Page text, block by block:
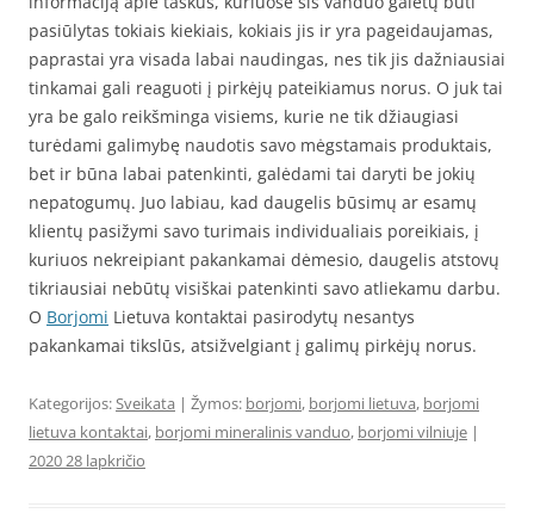
pasiūlytas tokiais kiekiais, kokiais jis ir yra pageidaujamas,
paprastai yra visada labai naudingas, nes tik jis dažniausiai
tinkamai gali reaguoti į pirkėjų pateikiamus norus. O juk tai
yra be galo reikšminga visiems, kurie ne tik džiaugiasi
turėdami galimybę naudotis savo mėgstamais produktais,
bet ir būna labai patenkinti, galėdami tai daryti be jokių
nepatogumų. Juo labiau, kad daugelis būsimų ar esamų
klientų pasižymi savo turimais individualiais poreikiais, į
kuriuos nekreipiant pakankamai dėmesio, daugelis atstovų
tikriausiai nebūtų visiškai patenkinti savo atliekamu darbu.
O Borjomi Lietuva kontaktai pasirodytų nesantys
pakankamai tikslūs, atsižvelgiant į galimų pirkėjų norus.
Kategorijos:Sveikata | Žymos: borjomi, borjomi lietuva, borjomi
lietuva kontaktai, borjomi mineralinis vanduo, borjomi vilniuje |
2020 28 lapkričio